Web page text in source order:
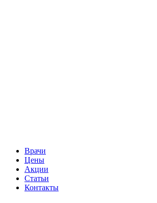
Врачи
Цены
Акции
Статьи
Контакты